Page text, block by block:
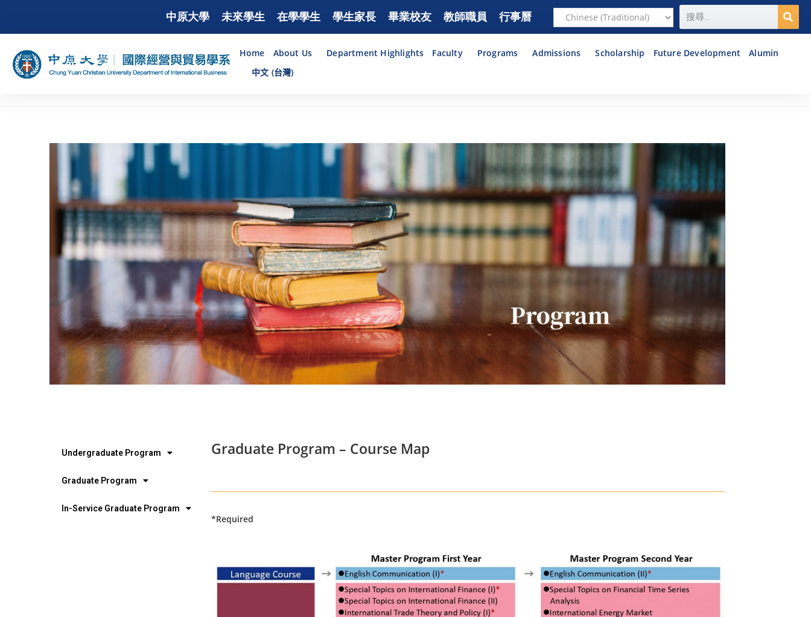
中原大學 未來學生 在學學生 學生家長 畢業校友 教師職員 行事曆
Home About Us Department Highlights Faculty Programs Admissions Scholarship Future Development
Alumin
中文 (台灣)
Undergraduate Program
Graduate Program
In-Service Graduate Program
Graduate Program – Course Map
*Required